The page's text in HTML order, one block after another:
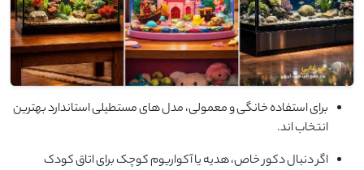
برای استفاده خانگی و معمولی، مدل های مستطیلی استاندارد بهترین
انتخاب اند.
اگر دنبال دکور خاص، هدیه یا آکواریوم کوچک برای اتاق کودک